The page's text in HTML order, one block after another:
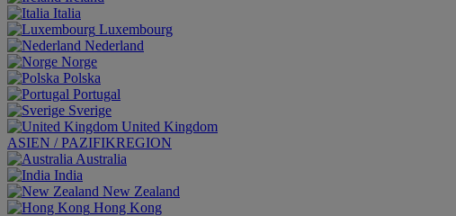
Italia
Luxembourg
Nederland
Norge
Polska
Portugal
Sverige
United Kingdom
ASIEN / PAZIFIKREGION
Australia
India
New Zealand
Hong Kong